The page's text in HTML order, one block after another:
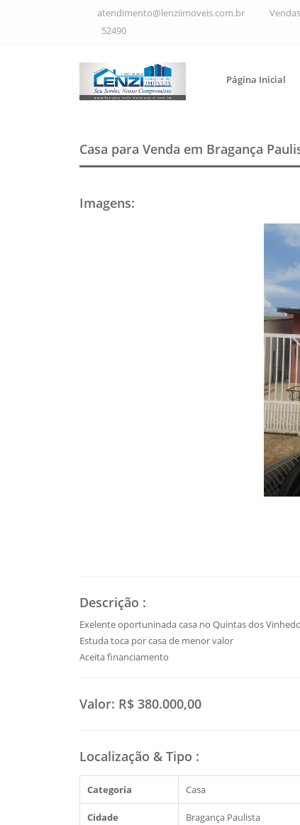
atendimento@lenziimoveis.com.br
52490
Página Inicial
Casa para Venda em Bragança
Imagens:
Descrição :
Exelente oportuninada casa no Quintas dos
Estuda toca por casa de menor valor
Aceita financiamento
Valor: R$ 380.000,00
Localização & Tipo :
Categoria Casa
Cidade Bragança Paulista